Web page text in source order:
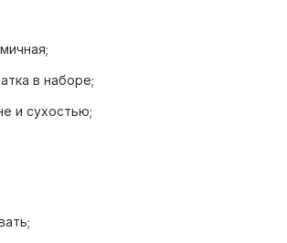
в наборе;
и сухостью;